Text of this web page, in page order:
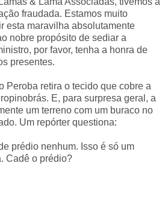
fraudada. Estamos muito
esta maravilha absolutamente
nobre propósito de sediar a
por favor, tenha a honra de
presentes.
Peroba retira o tecido que cobre a
E, para surpresa geral, a
um terreno com um buraco no
Um repórter questiona:
prédio nenhum. Isso é só um
Cadê o prédio?